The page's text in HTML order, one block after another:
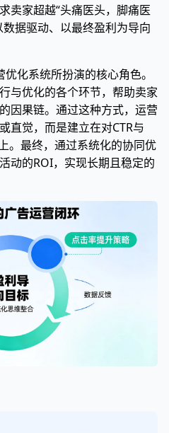
卖家超越“头痛医头，脚痛医
据驱动、以最终盈利为导向
化系统所扮演的核心角色。
与优化的各个环节，帮助卖家
因果链。通过这种方式，运营
直觉，而是建立在对CTR与
。最终，通过系统化的协同优
动的ROI，实现长期且稳定的